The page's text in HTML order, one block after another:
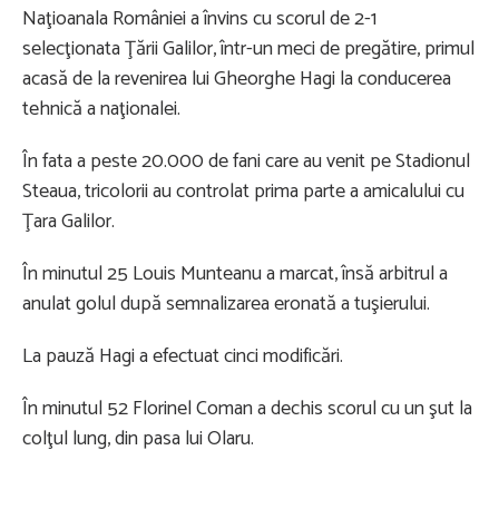
Naţioanala României a învins cu scorul de 2-1
selecţionata Ţării Galilor, într-un meci de pregătire, primul
acasă de la revenirea lui Gheorghe Hagi la conducerea
tehnică a naţionalei.
În fata a peste 20.000 de fani care au venit pe Stadionul
Steaua, tricolorii au controlat prima parte a amicalului cu
Ţara Galilor.
În minutul 25 Louis Munteanu a marcat, însă arbitrul a
anulat golul după semnalizarea eronată a tuşierului.
La pauză Hagi a efectuat cinci modificări.
În minutul 52 Florinel Coman a dechis scorul cu un şut la
colţul lung, din pasa lui Olaru.